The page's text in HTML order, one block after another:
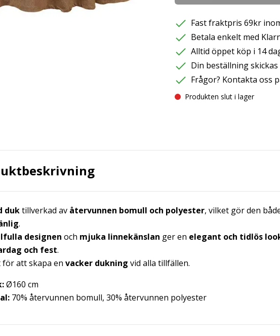
Fast fraktpris 69kr
Betala enkelt med
Alltid öppet köp i 14
Din beställning
Frågor? Kontakta oss
Produkten slut i lager
duktillverkad av återvunnen bomull och polyester, vilket gör den
.
designen och mjuka linnekänslan ger en elegant och tidlös
och fest.
för att skapa en vacker dukning vid alla tillfällen.
Ø160 cm
70% återvunnen bomull, 30% återvunnen polyester